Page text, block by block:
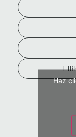
Haz